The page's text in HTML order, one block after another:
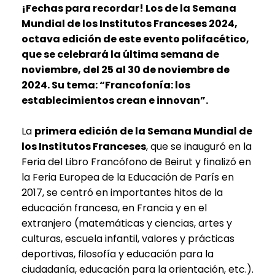
¡Fechas para recordar! Los de la Semana
Mundial de los Institutos Franceses 2024,
octava edición de este evento polifacético,
que se celebrará la última semana de
noviembre, del 25 al 30 de noviembre de
2024. Su tema: “Francofonía: los
establecimientos crean e innovan”.
La primera edición de la Semana Mundial de
los Institutos Franceses, que se inauguró en la
Feria del Libro Francófono de Beirut y finalizó en
la Feria Europea de la Educación de París en
2017, se centró en importantes hitos de la
educación francesa, en Francia y en el
extranjero (matemáticas y ciencias, artes y
culturas, escuela infantil, valores y prácticas
deportivas, filosofía y educación para la
ciudadanía, educación para la orientación, etc.).